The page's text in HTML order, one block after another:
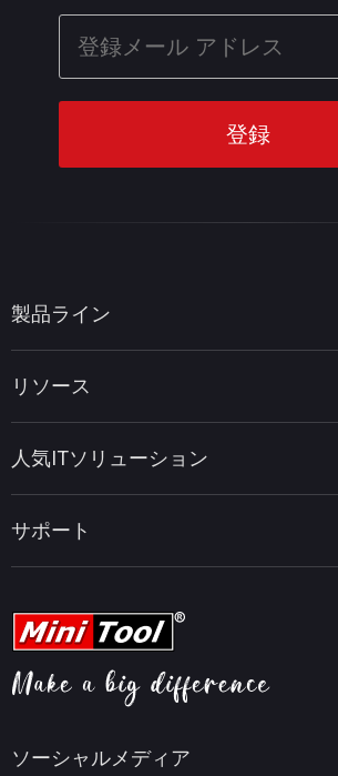
ソーシャルメディア
製品ライン
MiniTool Power Data Recovery
MiniTool PDF Editor
MiniTool MovieMaker
MiniTool uTube Downloader
リソース
データ復元ヒント
PDF編集ヒント
動画編集ヒント
ビデオ変換ヒント
画面録画ヒント
知識ベース
人気ITソリューション
MiniTool ニュースセンター
サポート
ヘルプ